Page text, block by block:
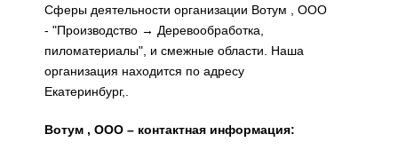
Сферы деятельности организации Вотум , ООО
- "Производство → Деревообработка,
пиломатериалы", и смежные области. Наша
организация находится по адресу
Екатеринбург,.
Вотум , ООО – контактная информация: